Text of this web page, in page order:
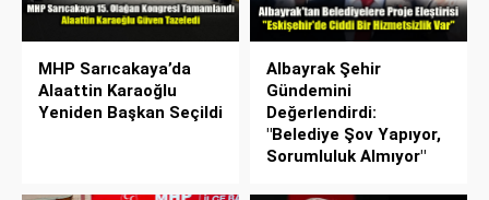
MHP Sarıcakaya’da
Alaattin Karaoğlu
Yeniden Başkan Seçildi
Albayrak Şehir
Gündemini
Değerlendirdi:
"Belediye Şov Yapıyor,
Sorumluluk Almıyor"